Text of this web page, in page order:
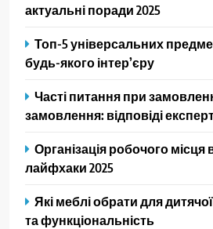
актуальні поради 2025
Топ-5 універсальних
будь-якого інтер’єру
Часті питання при
замовлення: відповіді
Організація робочого
лайфхаки 2025
Які меблі обрати для
та функціональність